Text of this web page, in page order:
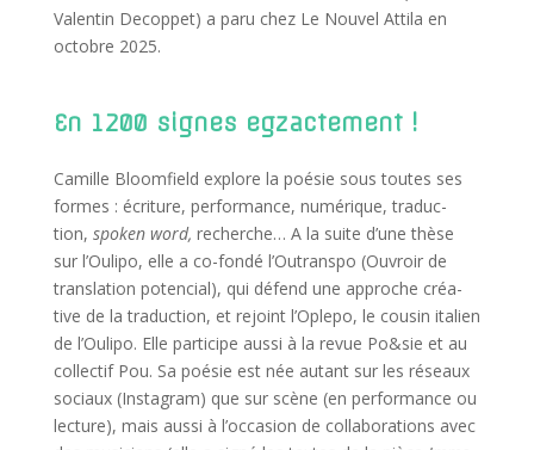
Valen­tin Decop­pet) a paru chez Le Nou­vel Atti­la en
octobre 2025.
En 1200 signes egzactement !
Camille Bloom­field explore la poé­sie sous toutes ses
formes : écri­ture, per­for­mance, numé­rique, tra­duc­
tion, spo­ken word, recherche… A la suite d’une thèse
sur l’Oulipo, elle a co-fon­dé l’Outranspo (Ouvroir de
trans­la­tion poten­cial), qui défend une approche créa­
tive de la tra­duc­tion, et rejoint l’Oplepo, le cou­sin ita­lien
de l’Oulipo. Elle par­ti­cipe aus­si à la revue Po&sie et au
col­lec­tif Pou. Sa poé­sie est née autant sur les réseaux
sociaux (Ins­ta­gram) que sur scène (en per­for­mance ou
lec­ture), mais aus­si à l’occasion de col­la­bo­ra­tions avec